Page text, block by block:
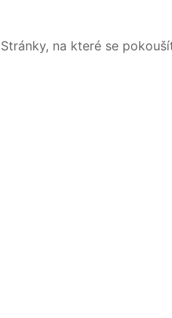
Stránky, na které se